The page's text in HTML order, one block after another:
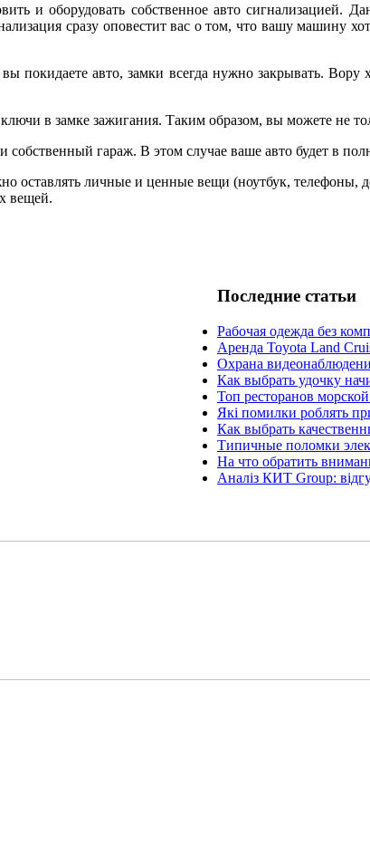
и оборудовать собственное авто сигнализацией.
сразу оповестит вас о том, что вашу машину
покидаете авто, замки всегда нужно закрывать. Вору
в замке зажигания. Таким образом, вы можете не
гараж. В этом случае ваше авто будет в
оставлять личные и ценные вещи (ноутбук,
вещей.
Последние статьи
Рабочая одежда без
Аренда Toyota Land
Охрана
Как выбрать удочку
Топ ресторанов
Які помилки роблять
Как выбрать
Типичные поломки
На что обратить
Аналіз КИТ Group: